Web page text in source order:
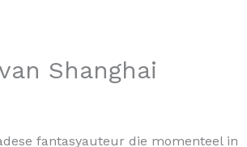
Shanghai
fantasyauteur die momenteel in